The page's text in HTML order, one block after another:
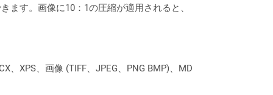
す。画像に10：1の圧縮が適用されると、
XPS、画像 (TIFF、JPEG、PNG BMP)、MD